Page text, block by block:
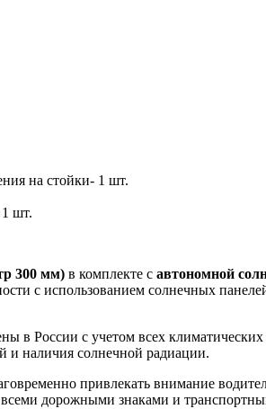
на стойки- 1 шт.
шт.
300 мм) в комплекте с автономной
с использованием солнечных
в России с учетом всех
и наличия солнечной радиации.
привлекать внимание
дорожными знаками и